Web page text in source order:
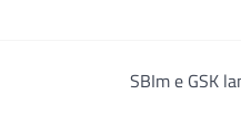
SBIm e GSK